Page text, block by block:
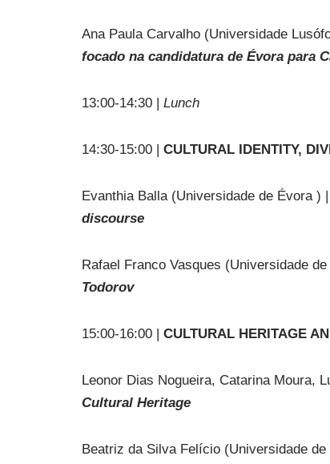
Ana Paula Carvalho (Universidade
focado na candidatura de Évora para
13:00-14:30 | Lunch
14:30-15:00 | CULTURAL IDENTITY,
Evanthia Balla (Universidade de Évora ) |
discourse
Rafael Franco Vasques (Universidade
Todorov
15:00-16:00 | CULTURAL HERITAGE
Leonor Dias Nogueira, Catarina Moura,
Cultural Heritage
Beatriz da Silva Felício (Universidade